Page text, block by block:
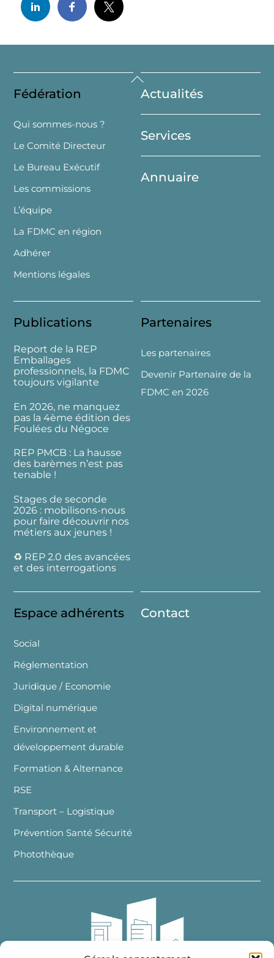
Back
To
Top
Fédération
Qui sommes-nous ?
Le Comité Directeur
Le Bureau Exécutif
Les commissions
L’équipe
La FDMC en région
Adhérer
Mentions légales
Actualités
Services
Annuaire
Publications
Report de la REP
Emballages
professionnels, la FDMC
toujours vigilante
En 2026, ne manquez
pas la 4ème édition des
Foulées du Négoce
REP PMCB : La hausse
des barèmes n’est pas
tenable !
Stages de seconde
2026 : mobilisons-nous
pour faire découvrir nos
métiers aux jeunes !
♻️ REP 2.0 des avancées
et des interrogations
Partenaires
Les partenaires
Devenir Partenaire de la
FDMC en 2026
Espace adhérents
Social
Réglementation
Juridique / Economie
Digital numérique
Environnement et
développement durable
Formation & Alternance
RSE
Transport – Logistique
Prévention Santé Sécurité
Photothèque
Contact